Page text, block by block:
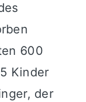
600
Kinder
der